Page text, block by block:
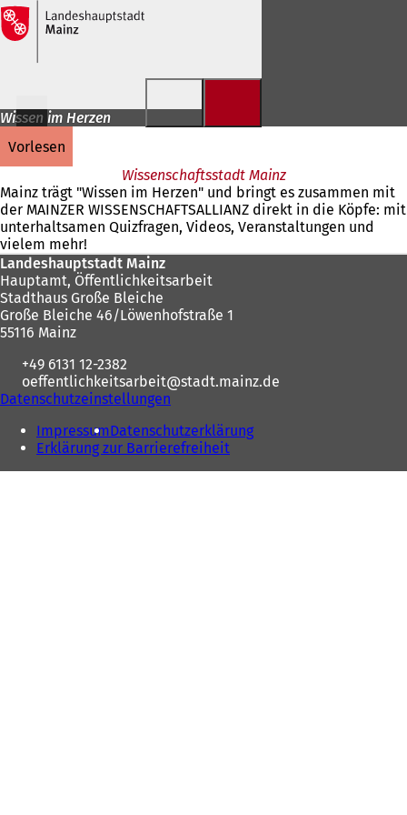
Inhalt anspringen
Wissen im Herzen
vorlesen
Wissenschaftsstadt Mainz
Mainz trägt "Wissen im Herzen" und bringt es zusammen mit
der MAINZER WISSENSCHAFTSALLIANZ direkt in die Köpfe: mit
unterhaltsamen Quizfragen, Videos, Veranstaltungen und
vielem mehr!
Fußbereich
Landeshauptstadt Mainz
Hauptamt, Öffentlichkeitsarbeit
Stadthaus Große Bleiche
Große Bleiche 46/Löwenhofstraße 1
55116 Mainz
+49 6131 12-2382
oeffentlichkeitsarbeit
stadt.mainz de
Datenschutzeinstellungen
ImpressumDatenschutzerklärung
Erklärung zur Barrierefreiheit